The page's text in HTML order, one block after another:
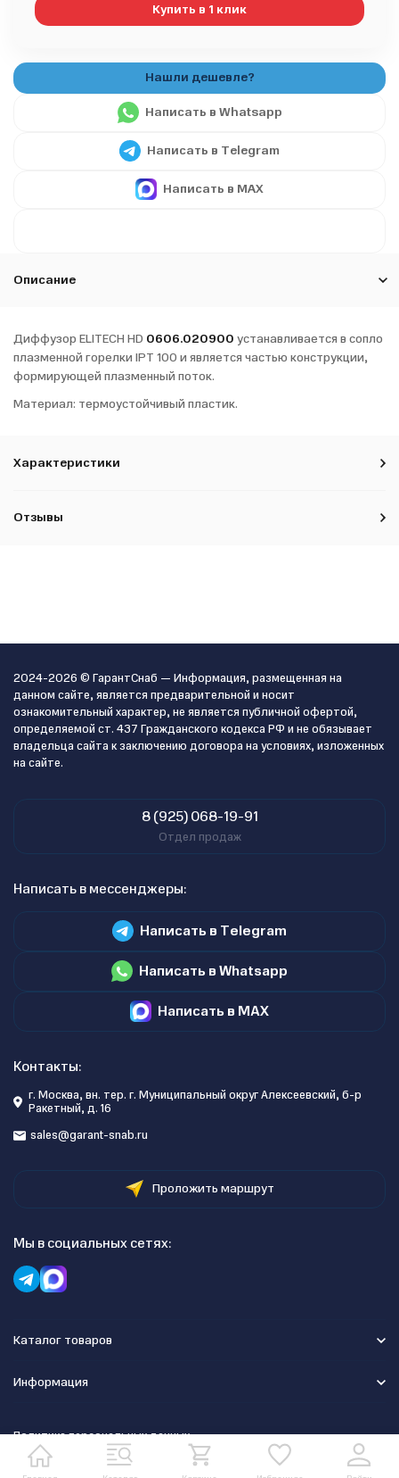
Купить в 1 клик
Написать в Whatsapp
Написать в Telegram
Написать в MAX
Описание
Диффузор ELITECH HD 0606.020900 устанавливается в сопло
плазменной горелки IPT 100 и является частью конструкции,
формирующей плазменный поток.
Материал: термоустойчивый пластик.
Характеристики
Отзывы
2024-2026 © ГарантСнаб — Информация, размещенная на
данном сайте, является предварительной и носит
ознакомительный характер, не является публичной офертой,
определяемой ст. 437 Гражданского кодекса РФ и не обязывает
владельца сайта к заключению договора на условиях, изложенных
на сайте.
8 (925) 068-19-91
Отдел продаж
Написать в мессенджеры:
Написать в Telegram
Написать в Whatsapp
Написать в MAX
Контакты:
г. Москва, вн. тер. г. Муниципальный округ Алексеевский, б-р
Ракетный, д. 16
sales@garant-snab.ru
Проложить маршрут
Мы в социальных сетях:
Каталог товаров
Информация
Политика персональных данных